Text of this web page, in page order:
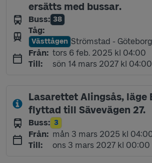
ersätts med bussar.
Buss: Linje
38
Tåg:
Linje
Västtågen Strömstad - Göteborg
Från: torsdag 6 februari 2025 kl
tors 6 feb. 2025 kl 04:00
Till: söndag 14 mars 2027 kl
sön 14 mars 2027 kl 04:00
Lasarettet Alingsås, läge
flyttad till Sävevägen 27.
Buss: Linje
3
Från: måndag 3 mars 2025 kl
mån 3 mars 2025 kl
Till: onsdag 3 mars 2027 kl
ons 3 mars 2027 kl 00:00